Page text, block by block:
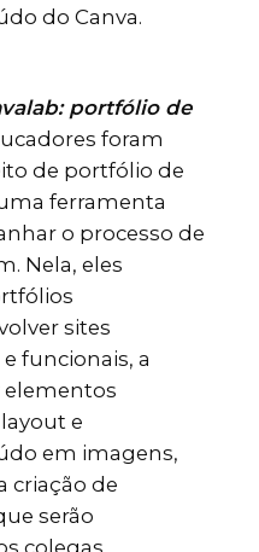
do Canva.
portfólio de
foram
de portfólio de
ferramenta
o processo de
Nela, eles
sites
funcionais, a
elementos
e
em imagens,
criação de
serão
colegas.